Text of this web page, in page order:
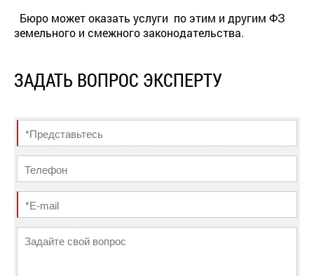
Бюро может оказать услуги по этим и другим ФЗ
земельного и смежного законодательства.
ЗАДАТЬ ВОПРОС ЭКСПЕРТУ